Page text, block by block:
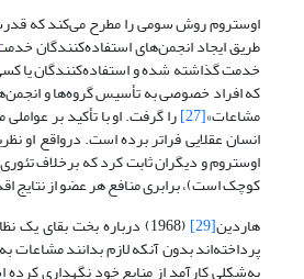
اوستروم روش سومی را مطرح می‌کند که
طریق ایجاد انجمن‌های استفاده‌کنندگان
خدمت گذاشته شده و استفاده‌کنندگان یا
که افراد خصوصی به تأسیس گروه‌ها و
مشاعات»[27] را گرفت. او با تأکید بر
انسان عقلایی فراتر برده ‌است. در‌واقع او
اوستروم و دیگران ثابت کرد که برخلاف
کوچک است)، برابری منافع هر عضو از نتایج
هاردین[29] (1968) درباره بخت بقای
پرداخته‌اند بدون آنکه لازم بدانند